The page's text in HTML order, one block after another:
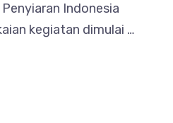
Indonesia
kegiatan dimulai …